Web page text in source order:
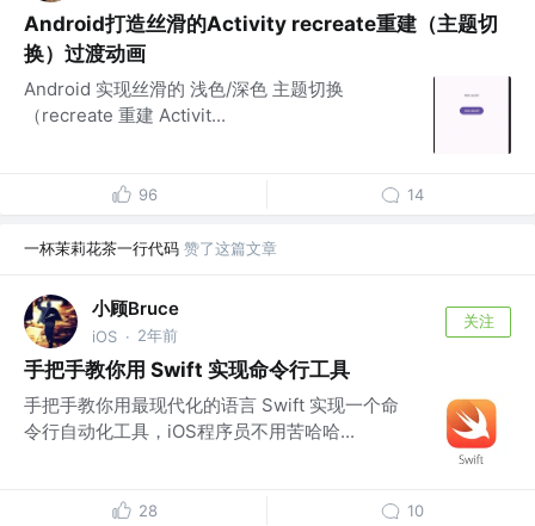
Android打造丝滑的Activity recreate重建（主题切
换）过渡动画
Android 实现丝滑的 浅色/深色 主题切换
（recreate 重建 Activit...
96 14
一杯茉莉花茶一行代码 赞了这篇文章
小顾Bruce
iOS · 2年前
关注
手把手教你用 Swift 实现命令行工具
手把手教你用最现代化的语言 Swift 实现一个命
令行自动化工具，iOS程序员不用苦哈哈...
28 10